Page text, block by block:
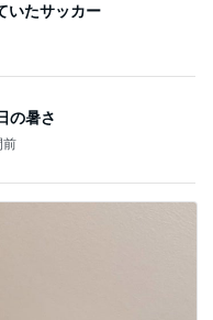
いたサッカー
の暑さ
前